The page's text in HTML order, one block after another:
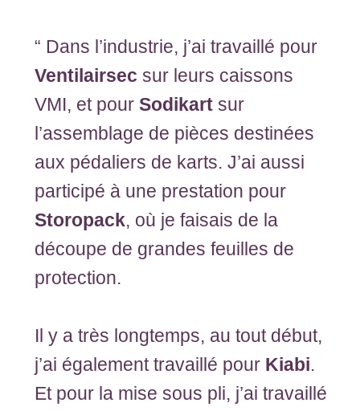
“ Dans l’industrie, j’ai travaillé pour
Ventilairsec sur leurs caissons
VMI, et pour Sodikart sur
l’assemblage de pièces destinées
aux pédaliers de karts. J’ai aussi
participé à une prestation pour
Storopack, où je faisais de la
découpe de grandes feuilles de
protection.
Il y a très longtemps, au tout début,
j’ai également travaillé pour Kiabi.
Et pour la mise sous pli, j’ai travaillé